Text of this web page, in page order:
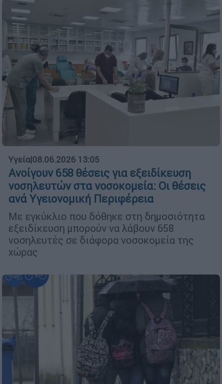
Υγεία|08.06.2026 13:05
Ανοίγουν 658 θέσεις για εξειδίκευση
νοσηλευτών στα νοσοκομεία: Οι θέσεις
ανά Υγειονομική Περιφέρεια
Με εγκύκλιο που δόθηκε στη δημοσιότητα
εξειδίκευση μπορούν να λάβουν 658
νοσηλευτές σε διάφορα νοσοκομεία της
χώρας